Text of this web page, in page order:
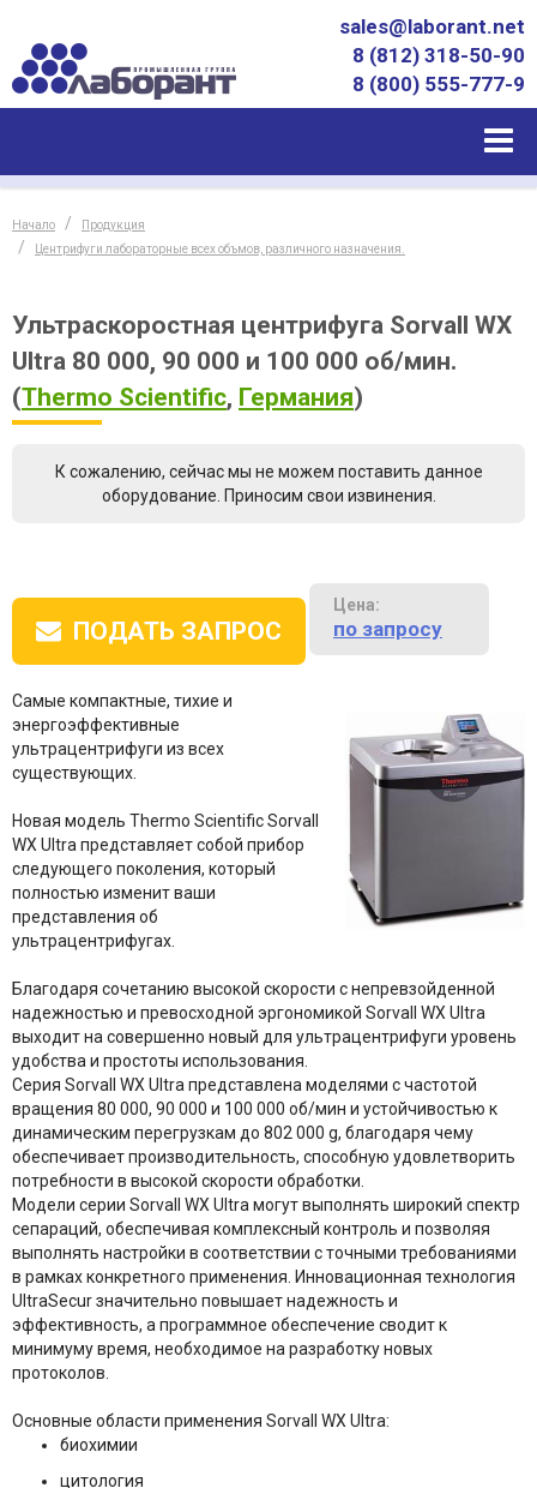
sales@laborant.net
8 (812) 318-50-90
8 (800) 555-777-9
Начало
Продукция
Центрифуги лабораторные всех объмов, различного назначения.
Ультраскоростная центрифуга Sorvall WX
Ultra 80 000, 90 000 и 100 000 об/мин.
(Thermo Scientific, Германия)
К сожалению, сейчас мы не можем поставить данное
оборудование. Приносим свои извинения.
ПОДАТЬ ЗАПРОС
Цена:
по запросу
Самые компактные, тихие и
энергоэффективные
ультрацентрифуги из всех
существующих.
Новая модель Thermo Scientific Sorvall
WX Ultra представляет собой прибор
следующего поколения, который
полностью изменит ваши
представления об
ультрацентрифугах.
Благодаря сочетанию высокой скорости с непревзойденной
надежностью и превосходной эргономикой Sorvall WX Ultra
выходит на совершенно новый для ультрацентрифуги уровень
удобства и простоты использования.
Серия Sorvall WX Ultra представлена моделями с частотой
вращения 80 000, 90 000 и 100 000 об/мин и устойчивостью к
динамическим перегрузкам до 802 000 g, благодаря чему
обеспечивает производительность, способную удовлетворить
потребности в высокой скорости обработки.
Модели серии Sorvall WX Ultra могут выполнять широкий спектр
сепараций, обеспечивая комплексный контроль и позволяя
выполнять настройки в соответствии с точными требованиями
в рамках конкретного применения. Инновационная технология
UltraSecur значительно повышает надежность и
эффективность, а программное обеспечение сводит к
минимуму время, необходимое на разработку новых
протоколов.
Основные области применения Sorvall WX Ultra:
биохимии
цитология